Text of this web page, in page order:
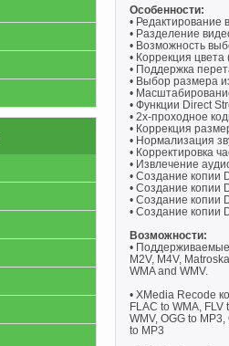
Особенности:
• Редактирование
• Разделение
• Возможность
• Коррекция
• Поддержка
• Выбор размера
•
• Функции Direct
• 2х-проходное
• Коррекция
• Нормализация
• Корректировка
• Извлечение
• Создание копии
• Создание копии
• Создание копии
• Создание копии
Возможности:
• Поддерживаемые
M2V, M4V,
WMA and WMV.
• XMedia Recode
FLAC to WMA,
WMV, OGG to MP3,
to MP3